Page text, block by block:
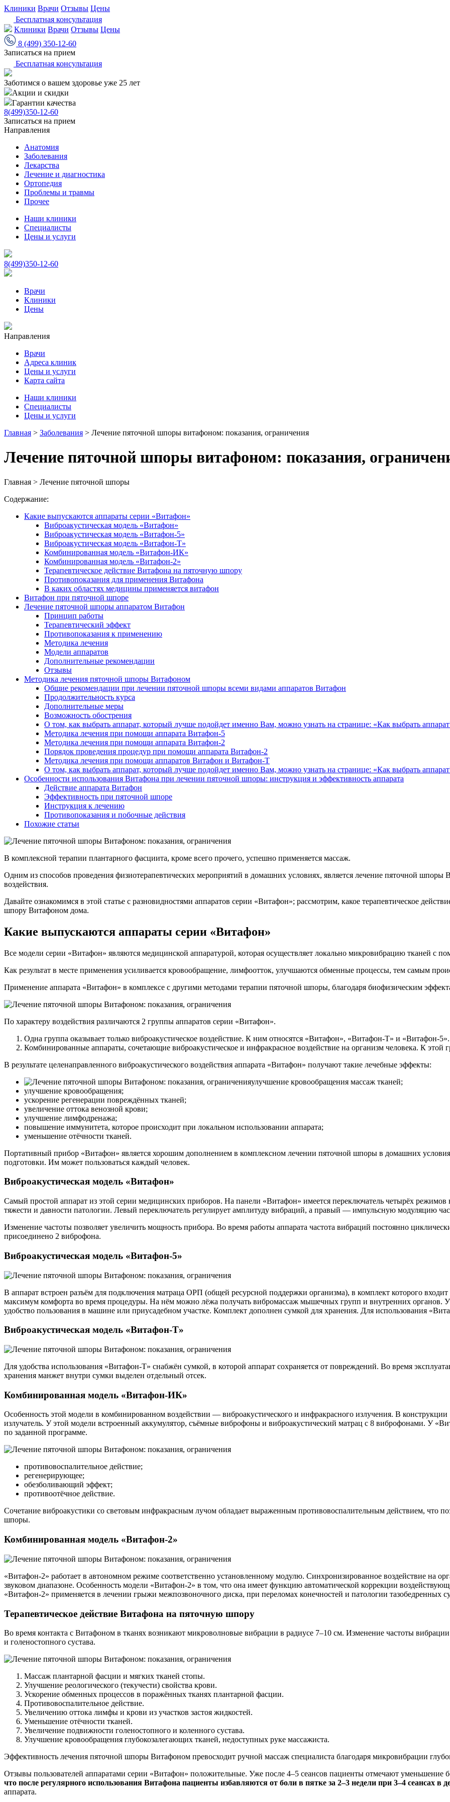
Клиники Врачи Отзывы Цены
Бесплатная консультация
Клиники Врачи Отзывы Цены
8 (499) 350-12-60
Записаться на прием
Бесплатная консультация
Заботимся о вашем здоровье уже 25 лет
Акции и скидки
Гарантии качества
8(499)350-12-60
Записаться на прием
Направления
Анатомия
Заболевания
Лекарства
Лечение и диагностика
Ортопедия
Проблемы и травмы
Прочее
Наши клиники
Специалисты
Цены и услуги
8(499)350-12-60
Врачи
Клиники
Цены
Направления
Врачи
Адреса клиник
Цены и услуги
Карта сайта
Наши клиники
Специалисты
Цены и услуги
Главная > Заболевания > Лечение пяточной шпоры витафоном: показания, ограничения
Лечение пяточной шпоры витафоном: показания,
Главная > Лечение пяточной шпоры
Содержание:
Какие выпускаются аппараты серии «Витафон»
Виброакустическая модель «Витафон»
Виброакустическая модель «Витафон-5»
Виброакустическая модель «Витафон-Т»
Комбинированная модель «Витафон-ИК»
Комбинированная модель «Витафон-2»
Терапевтическое действие Витафона на пяточную шпору
Противопоказания для применения Витафона
В каких областях медицины применяется витафон
Витафон при пяточной шпоре
Лечение пяточной шпоры аппаратом Витафон
Принцип работы
Терапевтический эффект
Противопоказания к применению
Методика лечения
Модели аппаратов
Дополнительные рекомендации
Отзывы
Методика лечения пяточной шпоры Витафоном
Общие рекомендации при лечении пяточной шпоры всеми видами аппаратов Витафон
Продолжительность курса
Дополнительные меры
Возможность обострения
О том, как выбрать аппарат, который лучше подойдет именно Вам, можно узнать на странице: «Как выбрать
Методика лечения при помощи аппарата Витафон-5
Методика лечения при помощи аппарата Витафон-2
Порядок проведения процедур при помощи аппарата Витафон-2
Методика лечения при помощи аппаратов Витафон и Витафон-Т
О том, как выбрать аппарат, который лучше подойдет именно Вам, можно узнать на странице: «Как выбрать
Особенности использования Витафона при лечении пяточной шпоры: инструкция и эффективность аппарата
Действие аппарата Витафон
Эффективность при пяточной шпоре
Инструкция к лечению
Противопоказания и побочные действия
Похожие статьи
В комплексной терапии плантарного фасциита, кроме всего прочего, успешно применяется массаж.
Одним из способов проведения физиотерапевтических мероприятий в домашних условиях, является лечение пяточной
воздействия.
Давайте ознакомимся в этой статье с разновидностями аппаратов серии «Витафон»; рассмотрим, какое терапевтическое
шпору Витафоном дома.
Какие выпускаются аппараты серии «Витафон»
Все модели серии «Витафон» являются медицинской аппаратурой, которая осуществляет локально микровибрацию тканей с
Как результат в месте применения усиливается кровообращение, лимфоотток, улучшаются обменные процессы, тем самым
Применение аппарата «Витафон» в комплексе с другими методами терапии пяточной шпоры, благодаря биофизическим
По характеру воздействия различаются 2 группы аппаратов серии «Витафон».
Одна группа оказывает только виброакустическое воздействие. К ним относятся «Витафон», «Витафон-Т» и «Витафон-5».
Комбинированные аппараты, сочетающие виброакустическое и инфракрасное воздействие на организм человека. К
В результате целенаправленного виброакустического воздействия аппарата «Витафон» получают такие лечебные эффекты:
улучшение кровообращения массаж тканей;
улучшение кровообращения;
ускорение регенерации повреждённых тканей;
увеличение оттока венозной крови;
улучшение лимфодренажа;
повышение иммунитета, которое происходит при локальном использовании аппарата;
уменьшение отёчности тканей.
Портативный прибор «Витафон» является хорошим дополнением в комплексном лечении пяточной шпоры в домашних
подготовки. Им может пользоваться каждый человек.
Виброакустическая модель «Витафон»
Самый простой аппарат из этой серии медицинских приборов. На панели «Витафон» имеется переключатель четырёх
тяжести и давности патологии. Левый переключатель регулирует амплитуду вибраций, а правый — импульсную модуляцию
Изменение частоты позволяет увеличить мощность прибора. Во время работы аппарата частота вибраций постоянно
присоединено 2 виброфона.
Виброакустическая модель «Витафон-5»
В аппарат встроен разъём для подключения матраца ОРП (общей ресурсной поддержки организма), в комплект которого
максимум комфорта во время процедуры. На нём можно лёжа получать вибромассаж мышечных групп и внутренних органов.
удобство пользования в машине или приусадебном участке. Комплект дополнен сумкой для хранения. Для использования
Виброакустическая модель «Витафон-Т»
Для удобства использования «Витафон-Т» снабжён сумкой, в которой аппарат сохраняется от повреждений. Во время
хранения манжет внутри сумки выделен отдельный отсек.
Комбинированная модель «Витафон-ИК»
Особенность этой модели в комбинированном воздействии — виброакустического и инфракрасного излучения. В
излучатель. У этой модели встроенный аккумулятор, съёмные виброфоны и виброакустический матрац с 8 виброфонами. У
по заданной программе.
противовоспалительное действие;
регенерирующее;
обезболивающий эффект;
противоотёчное действие.
Сочетание виброакустики со световым инфракрасным лучом обладает выраженным противовоспалительным действием, что
шпоры.
Комбинированная модель «Витафон-2»
«Витафон-2» работает в автономном режиме соответственно установленному модулю. Синхронизированное воздействие на
звуковом диапазоне. Особенность модели «Витафон-2» в том, что она имеет функцию автоматической коррекции
«Витафон-2» применяется в лечении грыжи межпозвоночного диска, при переломах конечностей и патологии тазобедренных
Терапевтическое действие Витафона на пяточную шпору
Во время контакта с Витафоном в тканях возникают микроволновые вибрации в радиусе 7–10 см. Изменение частоты
и голеностопного сустава.
Массаж плантарной фасции и мягких тканей стопы.
Улучшение реологического (текучести) свойства крови.
Ускорение обменных процессов в поражённых тканях плантарной фасции.
Противовоспалительное действие.
Увеличению оттока лимфы и крови из участков застоя жидкостей.
Уменьшение отёчности тканей.
Увеличение подвижности голеностопного и коленного сустава.
Улучшение кровообращения глубокозалегающих тканей, недоступных руке массажиста.
Эффективность лечения пяточной шпоры Витафоном превосходит ручной массаж специалиста благодаря микровибрации
Отзывы пользователей аппаратами серии «Витафон» положительные. Уже после 4–5 сеансов пациенты отмечают уменьшение
что после регулярного использования Витафона пациенты избавляются от боли в пятке за 2–3 недели при 3–4 сеансах в
аппарата.